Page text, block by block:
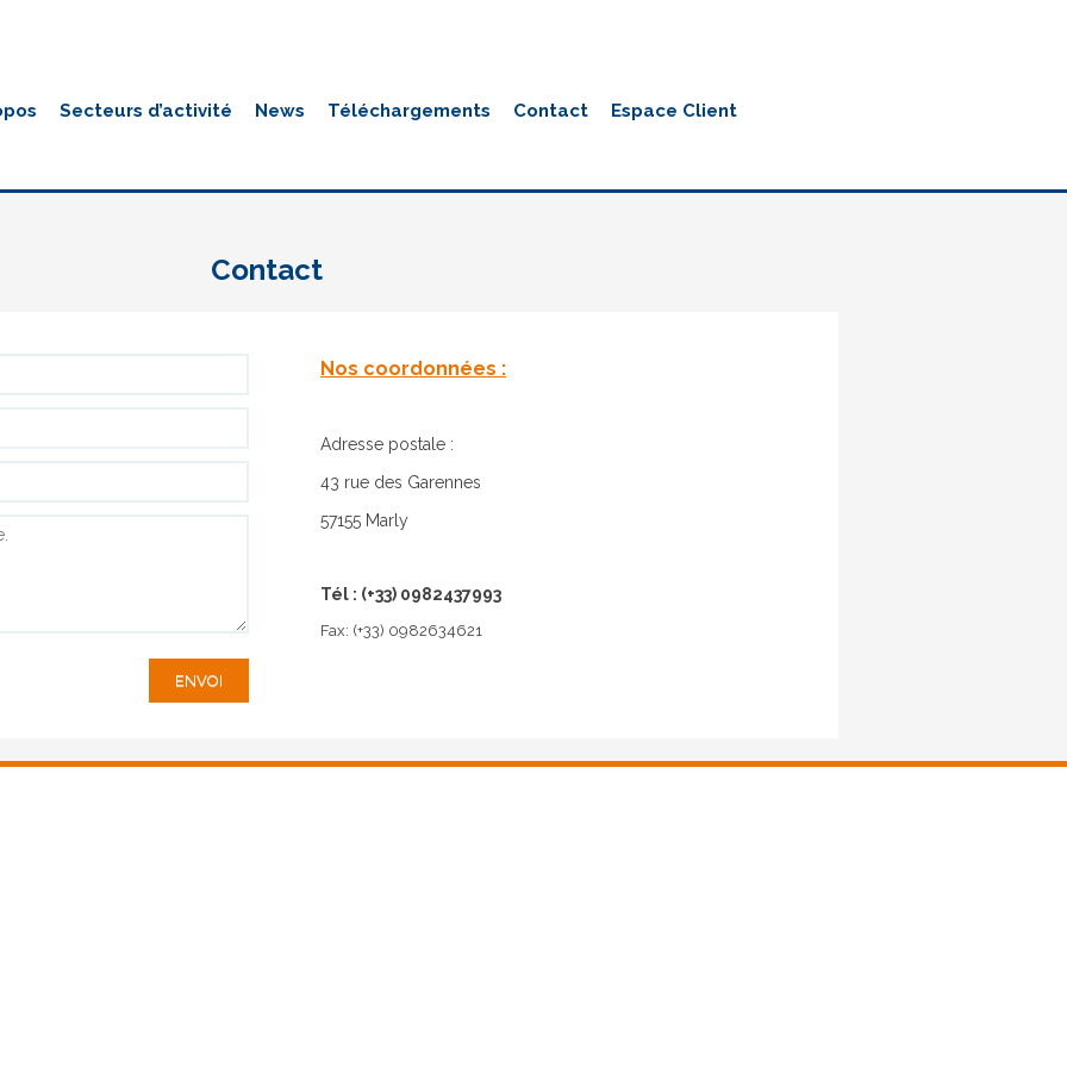
Secteurs d’activité News Téléchargements Contact Espace Client
Contact
Nos coordonnées :
Adresse postale :
43 rue des Garennes
57155 Marly
Tél : (+33) 0982437993
Fax: (+33) 0982634621